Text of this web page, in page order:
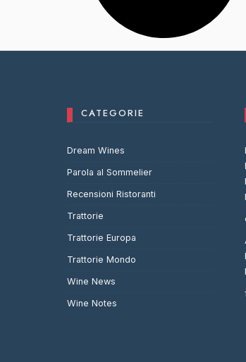
CATEGORIE
Dream Wines
Parola al Sommelier
Recensioni Ristoranti
Trattorie
Trattorie Europa
Trattorie Mondo
Wine News
Wine Notes